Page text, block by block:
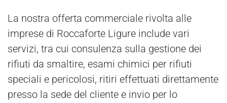
La nostra offerta commerciale rivolta alle
imprese di Roccaforte Ligure include vari
servizi, tra cui consulenza sulla gestione dei
rifiuti da smaltire, esami chimici per rifiuti
speciali e pericolosi, ritiri effettuati direttamente
presso la sede del cliente e invio per lo